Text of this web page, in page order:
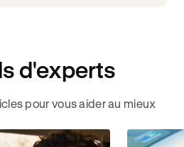
d'experts
pour vous aider au mieux